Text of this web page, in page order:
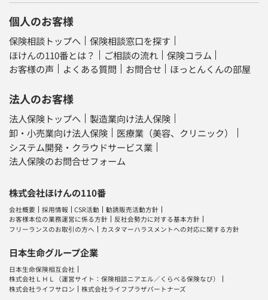
個人のお客様
保険相談トップへ
保険相談窓口を探す
ほけんの110番とは？
ご相談の流れ
保険コラム
お客様の声
よくある質問 お問合せ ほっとんくんの部屋
法人のお客様
法人保険トップへ
製造業向け法人保険
卸・小売業向け法人保険
医療業（美容、クリニック）
システム開発・クラウドサービス業
法人保険のお問合せフォーム
株式会社ほけんの110番
会社概要 採用情報 CSR活動
勧誘販売活動方針
お客様本位の業務運営に係る方針
反社会勢力に対する基本方針
フリーランスのお取引の方へ
カスタマーハラスメントへの対応に関する方針
日本生命グループ企業
日本生命保険相互会社
株式会社ＬＨＬ （運営サイト：保険相談ニアエル／ くらべる保険なび）
株式会社ライフサロン
株式会社ライフプラザパートナーズ